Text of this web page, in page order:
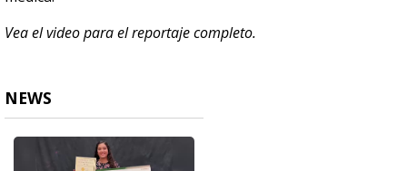
Vea el video para el reportaje completo.
NEWS